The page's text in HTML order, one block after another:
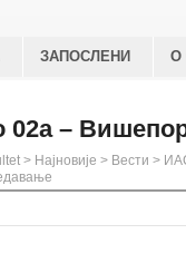
ЗАПОСЛЕНИ О
02а –
> Најновије > Вести >